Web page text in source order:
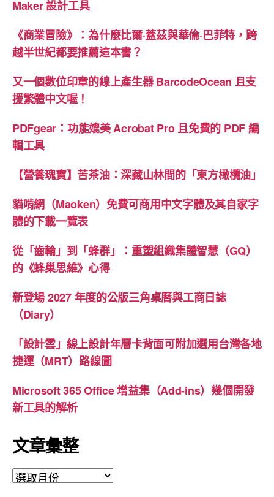
Maker 設計工具
《商業冒險》：為什麼比爾·蓋茲與華倫·巴菲特，跨
越半世紀都要推薦這本書？
又一個數位印章的線上產生器 BarcodeOcean 且支
援繁體中文喔！
PDFgear：功能媲美 Acrobat Pro 且免費的 PDF 編
輯工具
【營養瑰寶】苦茶油：深藏山林間的「東方橄欖油」
貓啃網（Maoken）免費可商用中文字體及其自家字
體的下載一覽表
從「齒輪」到「蜂群」：重塑組織集體智慧（GQ）
的《蜂巢思維》心得
新登場 2027 年度的公版三角桌曆與工商日誌
（Diary）
「設計雲」線上設計年曆卡背面可附加選用台灣各地
捷運（MRT）路線圖
Microsoft 365 Office 增益集（Add-ins）幾個開發
新工具的解析
文章彙整
文